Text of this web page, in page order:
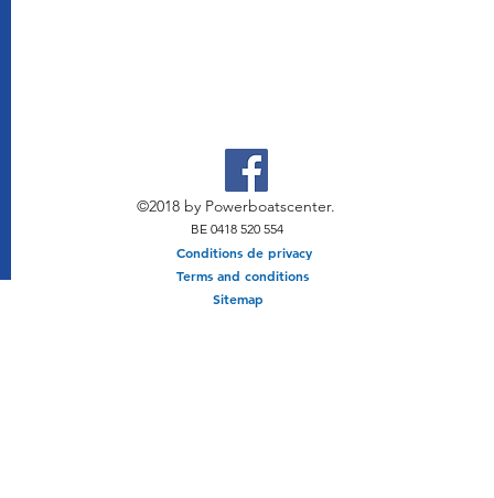
©2018 by Powerboatscenter.
BE 0418 520 554
Conditions de privacy
Terms and conditions
Sitemap